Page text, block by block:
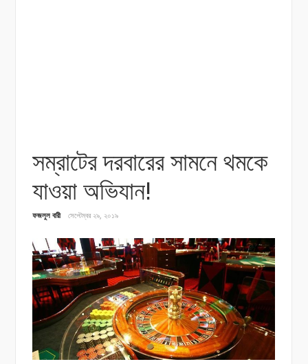
সম্রাটের দরবারের সামনে থমকে
যাওয়া অভিযান!
ফজলুল বারী সেপ্টেম্বর ২৯, ২০১৯